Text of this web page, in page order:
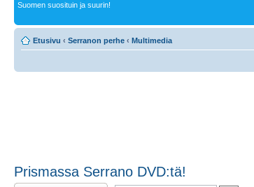
Suomen suosituin ja suurin!
Etusivu ‹ Serranon perhe ‹ Multimedia
Prismassa Serrano DVD:tä!